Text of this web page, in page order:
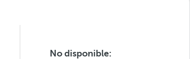
No disponible: